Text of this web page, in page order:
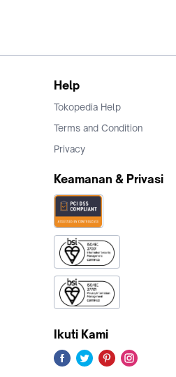
Help
Tokopedia Help
Terms and Condition
Privacy
Keamanan & Privasi
Ikuti Kami